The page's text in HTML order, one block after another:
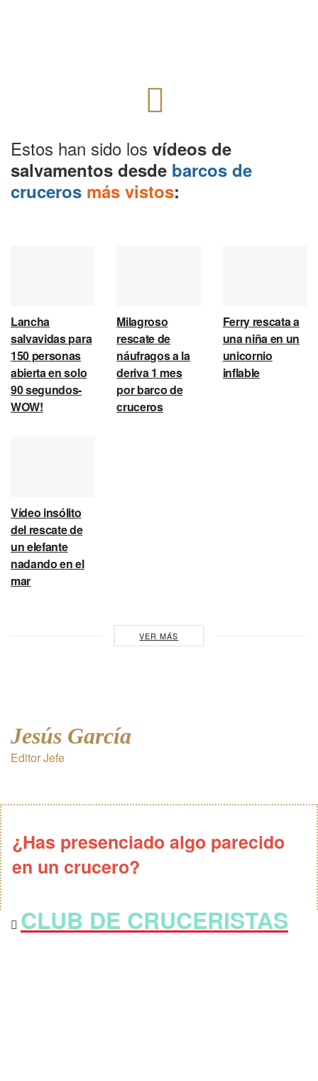
Estos han sido los vídeos de
salvamentos desde barcos de
cruceros más vistos:
Lancha
salvavidas para
150 personas
abierta en solo
90 segundos-
WOW!
Milagroso
rescate de
náufragos a la
deriva 1 mes
por barco de
cruceros
Ferry rescata a
una niña en un
unicornio
inflable
Vídeo insólito
del rescate de
un elefante
nadando en el
mar
VER MÁS
Jesús García
Editor Jefe
¿Has presenciado algo parecido
en un crucero?
CLUB DE CRUCERISTAS